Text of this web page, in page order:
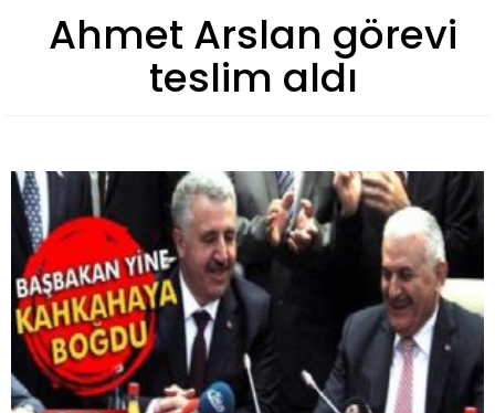
Ahmet Arslan görevi
teslim aldı